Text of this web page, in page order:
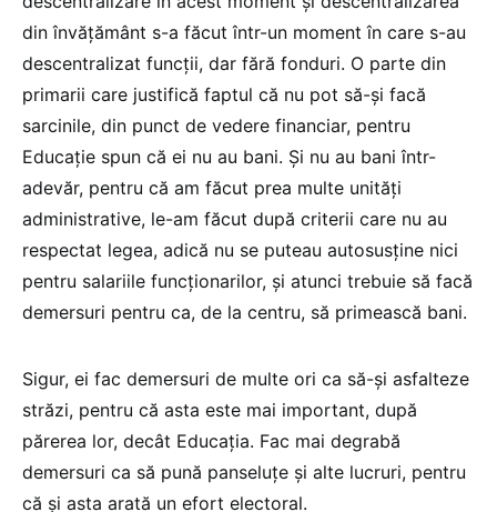
din învățământ s-a făcut într-un moment în care s-au
descentralizat funcții, dar fără fonduri. O parte din
primarii care justifică faptul că nu pot să-și facă
sarcinile, din punct de vedere financiar, pentru
Educație spun că ei nu au bani. Și nu au bani într-
adevăr, pentru că am făcut prea multe unități
administrative, le-am făcut după criterii care nu au
respectat legea, adică nu se puteau autosusține nici
pentru salariile funcționarilor, și atunci trebuie să facă
demersuri pentru ca, de la centru, să primească bani.
Sigur, ei fac demersuri de multe ori ca să-și asfalteze
străzi, pentru că asta este mai important, după
părerea lor, decât Educația. Fac mai degrabă
demersuri ca să pună panseluțe și alte lucruri, pentru
că și asta arată un efort electoral.